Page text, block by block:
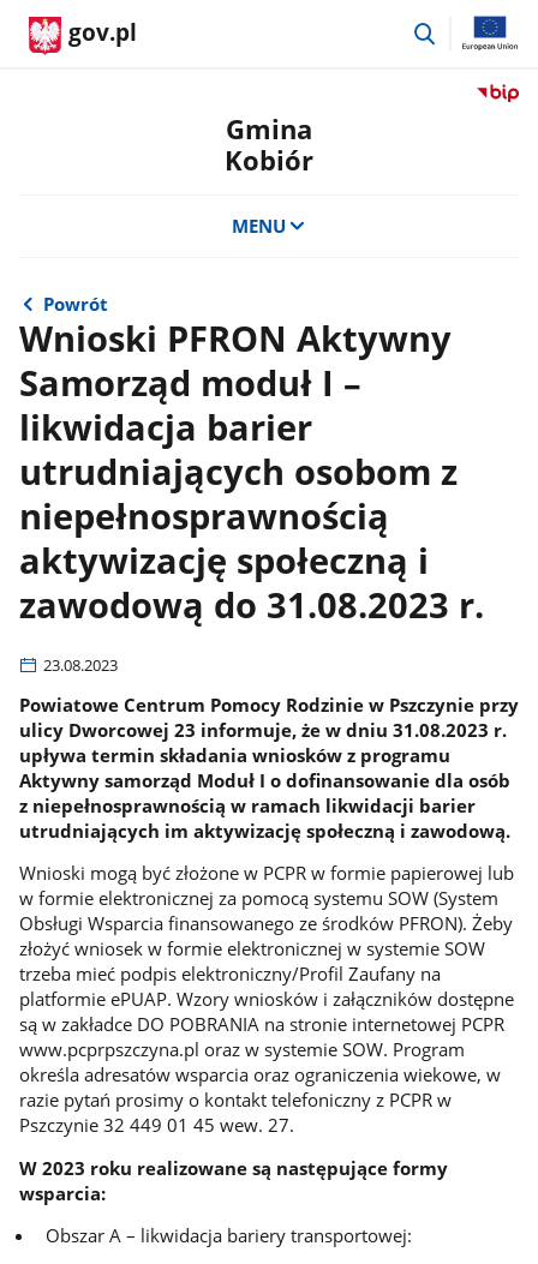
gov.pl
przejdź
Przejdź
Gmina
Kobiór
MENU
Powrót
Wnioski PFRON Aktywny
Samorząd moduł I –
likwidacja barier
utrudniających osobom z
niepełnosprawnością
aktywizację społeczną i
zawodową do 31.08.2023 r.
23.08.2023
Powiatowe Centrum Pomocy Rodzinie w Pszczynie przy
ulicy Dworcowej 23 informuje, że w dniu 31.08.2023 r.
upływa termin składania wniosków z programu
Aktywny samorząd Moduł I o dofinansowanie dla osób
z niepełnosprawnością w ramach likwidacji barier
utrudniających im aktywizację społeczną i zawodową.
Wnioski mogą być złożone w PCPR w formie papierowej lub
w formie elektronicznej za pomocą systemu SOW (System
Obsługi Wsparcia finansowanego ze środków PFRON). Żeby
złożyć wniosek w formie elektronicznej w systemie SOW
trzeba mieć podpis elektroniczny/Profil Zaufany na
platformie ePUAP. Wzory wniosków i załączników dostępne
są w zakładce DO POBRANIA na stronie internetowej PCPR
www.pcprpszczyna.pl oraz w systemie SOW. Program
określa adresatów wsparcia oraz ograniczenia wiekowe, w
razie pytań prosimy o kontakt telefoniczny z PCPR w
Pszczynie 32 449 01 45 wew. 27.
W 2023 roku realizowane są następujące formy
wsparcia:
Obszar A – likwidacja bariery transportowej: